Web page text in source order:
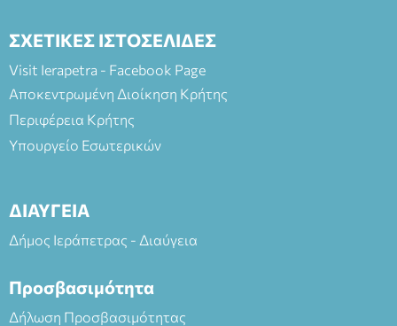
ΣΧΕΤΙΚΕΣ ΙΣΤΟΣΕΛΙΔΕΣ
Visit Ierapetra - Facebook Page
Αποκεντρωμένη Διοίκηση Κρήτης
Περιφέρεια Κρήτης
Υπουργείο Εσωτερικών
ΔΙΑΥΓΕΙΑ
Δήμος Ιεράπετρας - Διαύγεια
Προσβασιμότητα
Δήλωση Προσβασιμότητας